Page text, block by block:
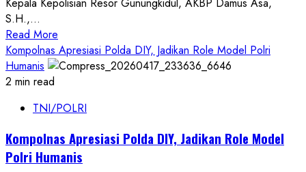
S.H.,...
Read More
more
about
Laksanakan
Doa
Bersama
Kompolnas Apresiasi Polda DIY, Jadikan Role Model Polri
Humanis
2 min read
TNI/POLRI
Kompolnas Apresiasi Polda DIY, Jadikan Role Model
Polri Humanis